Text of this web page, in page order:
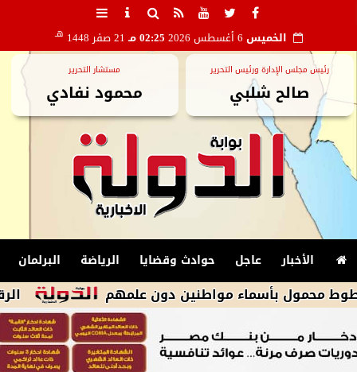
الخميس 02:25 مـ 21 صفر 1448 هـ
رئيس مجلس الإدارة ورئيس التحرير
صالح شلبي
مستشار التحرير
محمود نفادي
الأخبار عاجل حوادث وقضايا الرياضة البرلمان
الرقابة مواطنين دون علمهم